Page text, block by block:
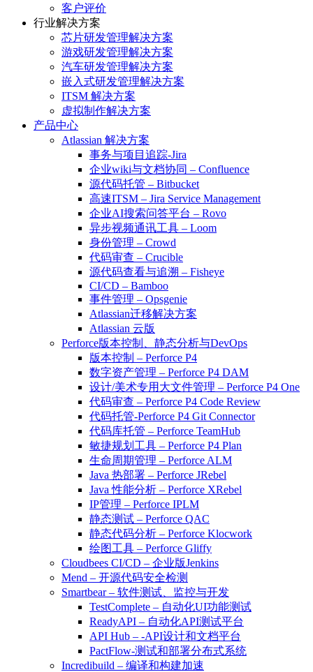
客户评价
行业解决方案
芯片研发管理解决方案
游戏研发管理解决方案
汽车研发管理解决方案
嵌入式研发管理解决方案
ITSM 解决方案
虚拟制作解决方案
产品中心
Atlassian 解决方案
事务与项目追踪-Jira
企业wiki与文档协同 – Confluence
源代码托管 – Bitbucket
高速ITSM – Jira Service Management
企业AI搜索问答平台 – Rovo
异步视频通讯工具 – Loom
身份管理 – Crowd
代码审查 – Crucible
源代码查看与追溯 – Fisheye
CI/CD – Bamboo
事件管理 – Opsgenie
Atlassian迁移解决方案
Atlassian 云版
Perforce版本控制、静态分析与DevOps
版本控制 – Perforce P4
数字资产管理 – Perforce P4 DAM
设计/美术专用大文件管理 – Perforce P4 One
代码审查 – Perforce P4 Code Review
代码托管-Perforce P4 Git Connector
代码库托管 – Perforce TeamHub
敏捷规划工具 – Perforce P4 Plan
生命周期管理 – Perforce ALM
Java 热部署 – Perforce JRebel
Java 性能分析 – Perforce XRebel
IP管理 – Perforce IPLM
静态测试 – Perforce QAC
静态代码分析 – Perforce Klocwork
绘图工具 – Perforce Gliffy
Cloudbees CI/CD – 企业版Jenkins
Mend – 开源代码安全检测
Smartbear – 软件测试、监控与开发
TestComplete – 自动化UI功能测试
ReadyAPI – 自动化API测试平台
API Hub – -API设计和文档平台
PactFlow-测试和部署分布式系统
Incredibuild – 编译和构建加速